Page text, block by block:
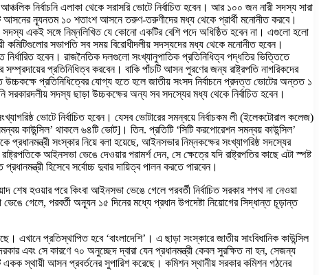
নির্বাচনি এলাকা থেকে সরাসরি ভোটে নির্বাচিত হবেন। আর ১০০ জন নারী সদস্য সারা
মোট আসনের ন্যূনতম ১০ শতাংশ আসনে তরুণ-তরুণীদের মধ্য থেকে প্রার্থী মনোনীত করবে।
একই সঙ্গে নিম্নলিখিত যে কোনো একটির বেশি পদে অধিষ্ঠিত হবেন না। এগুলো হলো
কমিটিগুলোর সভাপতি সব সময় বিরোধীদলীয় সদস্যদের মধ্য থেকে মনোনীত হবেন।
হবেন। রাজনৈতিক দলগুলো সংখ্যানুপাতিক প্রতিনিধিত্ব পদ্ধতির ভিত্তিতে
প্রতিনিধিত্ব করবেন। বাকি পাঁচটি আসন পূরণের জন্য রাষ্ট্রপতি নাগরিকদের
প্রতিনিধিত্বের যোগ্য হতে হলে জাতীয় সংসদ নির্বাচনে প্রদত্ত ভোটের অন্তত ১
সরকারদলীয় সদস্য ছাড়া উচ্চকক্ষের অন্য সব সদস্যের মধ্য থেকে নির্বাচিত হবেন।
ভোটে নির্বাচিত হবেন। যেসব ভোটারের সমন্বয়ে নির্বাচকম লী (ইলেকটোরাল কলেজ)
কাউন্সিল’ থাকলে ৬৪টি ভোট]। তিন. প্রতিটি ‘সিটি করপোরেশন সমন্বয় কাউন্সিল’
সংস্কার নিয়ে বলা হয়েছে, আইনসভার নিম্নকক্ষের সংখ্যাগরিষ্ঠ সদস্যের
আইনসভা ভেঙে দেওয়ার পরামর্শ দেন, সে ক্ষেত্রে যদি রাষ্ট্রপতির কাছে এটা স্পষ্ট
হিসেবে সর্বোচ্চ দুবার দায়িত্ব পালন করতে পারবেন।
শেষ হওয়ার পরে কিংবা আইনসভা ভেঙে গেলে পরবর্তী নির্বাচিত সরকার শপথ না নেওয়া
গেলে, পরবর্তী অন্যূন ১৫ দিনের মধ্যে প্রধান উপদেষ্টা নিয়োগের সিদ্ধান্ত চূড়ান্ত
প্রতিস্থাপিত হবে ‘বাংলাদেশি’। এ ছাড়া সংস্কারে জাতীয় সাংবিধানিক কাউন্সিল
এবং সে কারণে ৭০ অনুচ্ছেদ দ্বারা যেন প্রধানমন্ত্রী কেবল সুরক্ষিত না হন, সেজন্য
একক স্থায়ী আসন প্রবর্তনের সুপারিশ করেছে। কমিশন স্থানীয় সরকার কমিশন গঠনের